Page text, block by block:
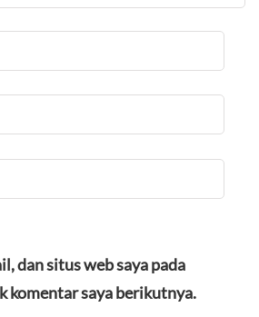
dan situs web saya pada
komentar saya berikutnya.